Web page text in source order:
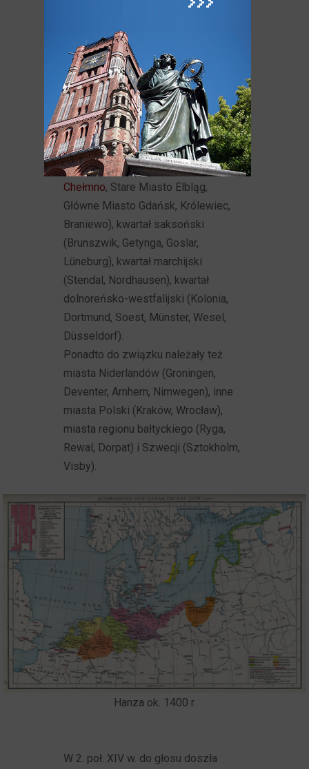
przystępowały też inne miasta
handlowe w północnej i środkowej
Europie. Miasta Hanzy dzieliły się wg
regionów na kwartały, m.in.: kwartał
wendyjski (m.in. Lubeka, Hamburg,
Kilonia), kwartał pomorski (m.in.
Szczecin, Rostock, Stralsund),
kwartał pruski(Stare Miasto Toruń,
Chełmno, Stare Miasto Elbląg,
Główne Miasto Gdańsk, Królewiec,
Braniewo), kwartał saksoński
(Brunszwik, Getynga, Goslar,
Lüneburg), kwartał marchijski
(Stendal, Nordhausen), kwartał
dolnoreńsko-westfalijski (Kolonia,
Dortmund, Soest, Münster, Wesel,
Düsseldorf).
Ponadto do związku należały też
miasta Niderlandów (Groningen,
Deventer, Arnhem, Nimwegen), inne
miasta Polski (Kraków, Wrocław),
miasta regionu bałtyckiego (Ryga,
Rewal, Dorpat) i Szwecji (Sztokholm,
Visby).
Hanza ok. 1400 r.
W 2. poł. XIV w. do głosu doszła